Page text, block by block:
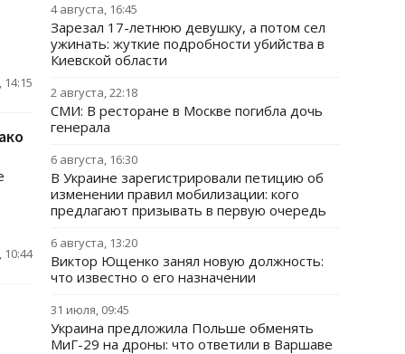
14:15
10:44
4 августа, 16:45
Зарезал 17-летнюю девушку, а потом сел
ужинать: жуткие подробности убийства в
Киевской области
2 августа, 22:18
СМИ: В ресторане в Москве погибла дочь
генерала
6 августа, 16:30
В Украине зарегистрировали петицию об
изменении правил мобилизации: кого
предлагают призывать в первую очередь
6 августа, 13:20
Виктор Ющенко занял новую должность:
что известно о его назначении
31 июля, 09:45
Украина предложила Польше обменять
МиГ-29 на дроны: что ответили в Варшаве